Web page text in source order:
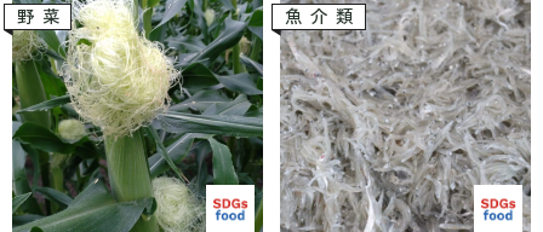
野菜 魚介類